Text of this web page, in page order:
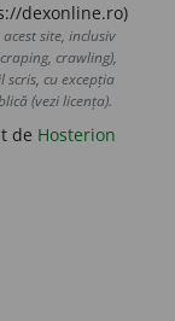
dexonline.ro)
site, inclusiv
crawling),
cu excepția
(vezi licența).
de Hosterion